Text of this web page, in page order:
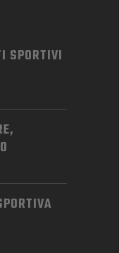
SPORTIVI